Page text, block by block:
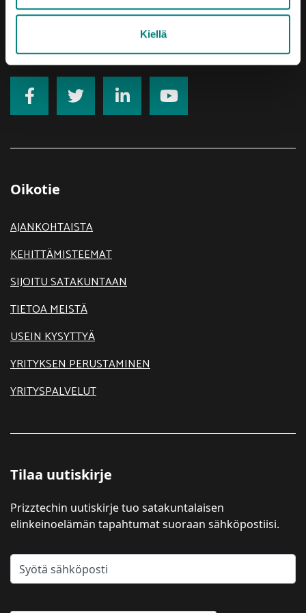
Kiellä
Saavutettavuusseloste
Oikotie
AJANKOHTAISTA
KEHITTÄMISTEEMAT
SIJOITU SATAKUNTAAN
TIETOA MEISTÄ
USEIN KYSYTTYÄ
YRITYKSEN PERUSTAMINEN
YRITYSPALVELUT
Tilaa uutiskirje
Prizztechin uutiskirje tuo satakuntalaisen
elinkeinoelämän tapahtumat suoraan sähköpostiisi.